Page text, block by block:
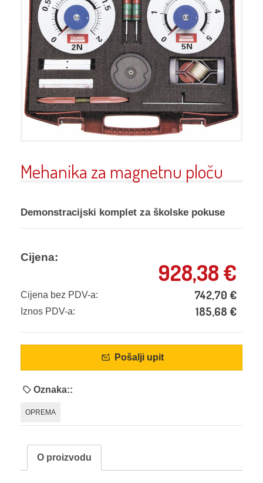
Mehanika za magnetnu ploču
Demonstracijski komplet za školske pokuse
Cijena:
928,38€
Cijena bez PDV-a: 742,70 €
Iznos PDV-a: 185,68 €
Pošalji upit
Oznaka::
OPREMA
O proizvodu